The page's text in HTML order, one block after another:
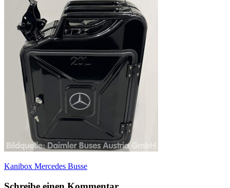
Beitragsnavigation
Kanibox Mercedes Busse